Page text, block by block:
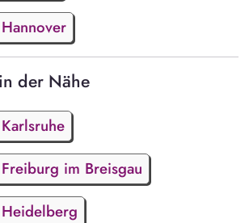
der Nähe
im Breisgau